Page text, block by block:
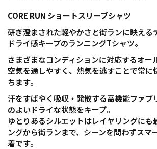
CORE RUN ショートスリーブシャツ
研ぎ澄まされた軽やかさと街ランに映える
ドライ感キープのランニングTシャツ。
さまざまなコンディションに対応するオー
空気を通しやすく、熱気を逃すことで常に
ちます。
汗をすばやく吸収・発散する高機能ファブ
のよいドライな状態をキープ。
ゆとりあるシルエットはレイヤリングにも
ングから街ランまで、シーンを問わずスマ
着です。